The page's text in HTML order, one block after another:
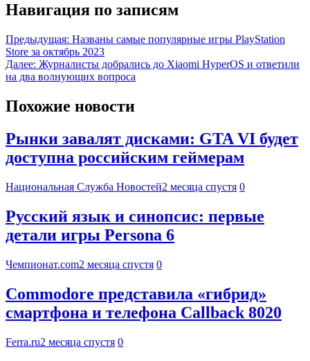
Навигация по записям
Предыдущая: Названы самые популярные игры PlayStation
Store за октябрь 2023
Далее: Журналисты добрались до Xiaomi HyperOS и ответили
на два волнующих вопроса
Похожие новости
Рынки завалят дисками: GTA VI будет
доступна российским геймерам
Национальная Служба Новостей2 месяца спустя 0
Русский язык и синопсис: первые
детали игры Persona 6
Чемпионат.com2 месяца спустя 0
Commodore представила «гибрид»
смартфона и телефона Callback 8020
Ferra.ru2 месяца спустя 0